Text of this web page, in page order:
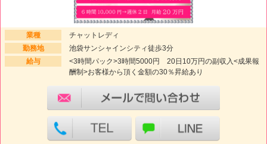
業種
チャットレディ
勤務地
池袋サンシャインシティ徒歩3分
給与
<3時間パック>3時間5000円 20日10万円の副収入<成果報
酬制>お客様から頂く金額の30％昇給あり